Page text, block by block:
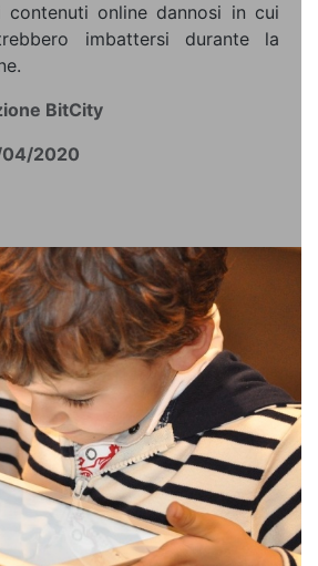
online dannosi in cui
imbattersi durante la
BitCity
04/2020